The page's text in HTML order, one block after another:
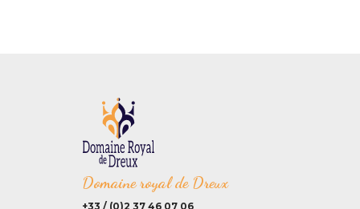
Domaine royal de Dreux
+33 / (0)2 37 46 07 06